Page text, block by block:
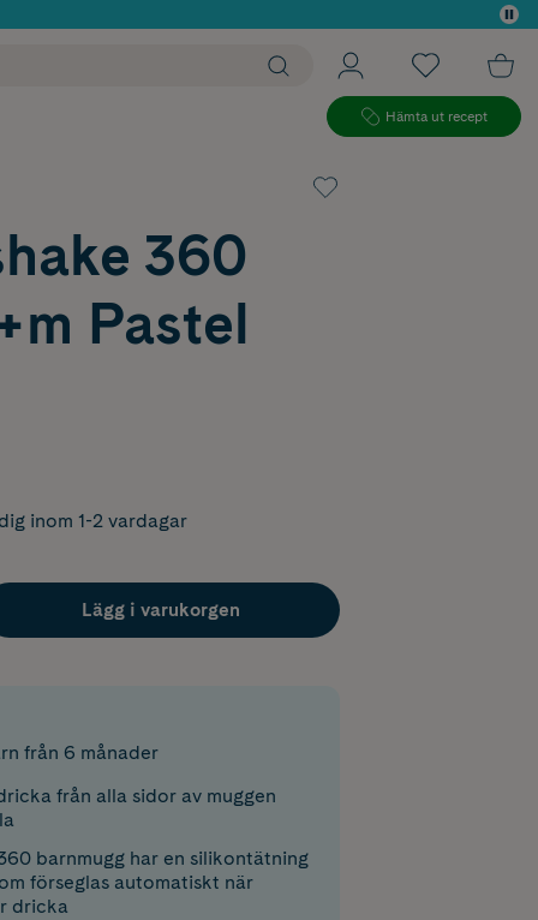
Hämta ut recept
360
Pastel
inom 1-2 vardagar
Lägg i varukorgen
från 6 månader
från alla sidor av muggen
barnmugg har en silikontätning
förseglas automatiskt när
dricka